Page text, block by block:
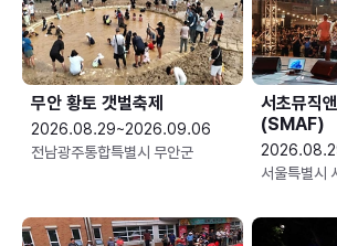
무안 황토 갯벌축제
2026.08.29~2026.09.06
전남광주통합특별시 무안군
서초뮤직
(SMAF)
서울특별시